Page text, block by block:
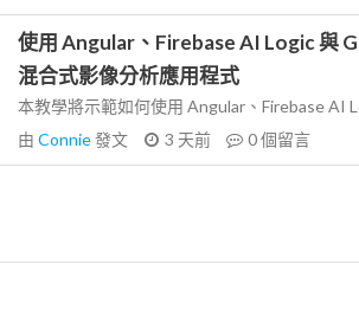
使用 Angular、Firebase AI Logic 與
混合式影像分析應用程式
本教學將示範如何使用 Angular、Firebase AI
由 Connie發文 3 天前 0個留言